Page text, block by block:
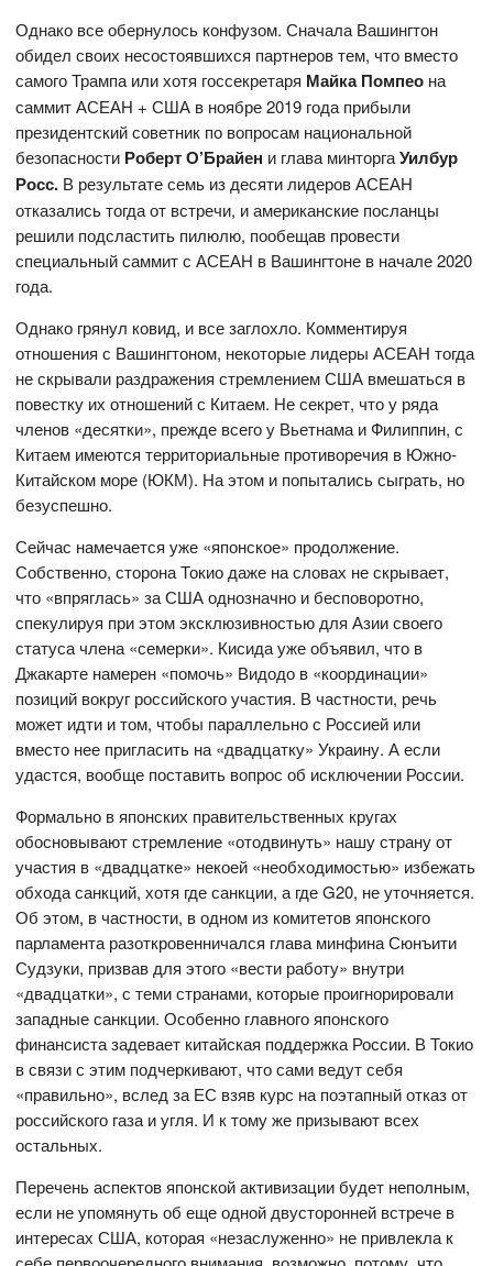
Однако все обернулось конфузом. Сначала Вашингтон
обидел своих несостоявшихся партнеров тем, что вместо
самого Трампа или хотя госсекретаря Майка Помпео на
саммит АСЕАН + США в ноябре 2019 года прибыли
президентский советник по вопросам национальной
безопасности Роберт О’Брайен и глава минторгаУилбур
Росс. В результате семь из десяти лидеров АСЕАН
отказались тогда от встречи, и американские посланцы
решили подсластить пилюлю, пообещав провести
специальный саммит с АСЕАН в Вашингтоне в начале 2020
года.
Однако грянул ковид, и все заглохло. Комментируя
отношения с Вашингтоном, некоторые лидеры АСЕАН тогда
не скрывали раздражения стремлением США вмешаться в
повестку их отношений с Китаем. Не секрет, что у ряда
членов «десятки», прежде всего у Вьетнама и Филиппин, с
Китаем имеются территориальные противоречия в Южно-
Китайском море (ЮКМ). На этом и попытались сыграть, но
безуспешно.
Сейчас намечается уже «японское» продолжение.
Собственно, сторона Токио даже на словах не скрывает,
что «впряглась» за США однозначно и бесповоротно,
спекулируя при этом эксклюзивностью для Азии своего
статуса члена «семерки». Кисида уже объявил, что в
Джакарте намерен «помочь» Видодо в «координации»
позиций вокруг российского участия. В частности, речь
может идти и том, чтобы параллельно с Россией или
вместо нее пригласить на «двадцатку» Украину. А если
удастся, вообще поставить вопрос об исключении России.
Формально в японских правительственных кругах
обосновывают стремление «отодвинуть» нашу страну от
участия в «двадцатке» некоей «необходимостью» избежать
обхода санкций, хотя где санкции, а где G20, не уточняется.
Об этом, в частности, в одном из комитетов японского
парламента разоткровенничался глава минфина Сюнъити
Судзуки, призвав для этого «вести работу» внутри
«двадцатки», с теми странами, которые проигнорировали
западные санкции. Особенно главного японского
финансиста задевает китайская поддержка России. В Токио
в связи с этим подчеркивают, что сами ведут себя
«правильно», вслед за ЕС взяв курс на поэтапный отказ от
российского газа и угля. И к тому же призывают всех
остальных.
Перечень аспектов японской активизации будет неполным,
если не упомянуть об еще одной двусторонней встрече в
интересах США, которая «незаслуженно» не привлекла к